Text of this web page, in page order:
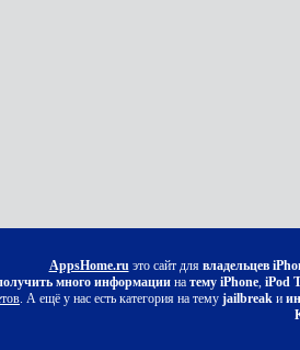
AppsHome.ruэто сайт для владельцев
много информациина тему iPhone,iPod
. А ещё у нас есть категория на тему jailbreak и